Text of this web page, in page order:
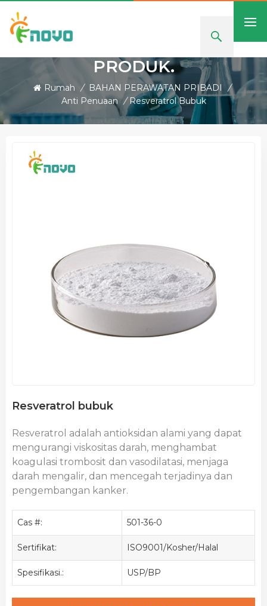
PRODUK.
Rumah / BAHAN PERAWATAN PRIBADI
/
Anti Penuaan / Resveratrol Bubuk
Resveratrol bubuk
Resveratrol adalah antioksidan alami yang dapat
mengurangi viskositas darah, menghambat
koagulasi trombosit dan vasodilatasi, menjaga
darah mengalir, dan mencegah terjadinya dan
pengembangan kanker.
Cas #: 501-36-0
Sertifikat: ISO9001/Kosher/Halal
Spesifikasi.: USP/BP